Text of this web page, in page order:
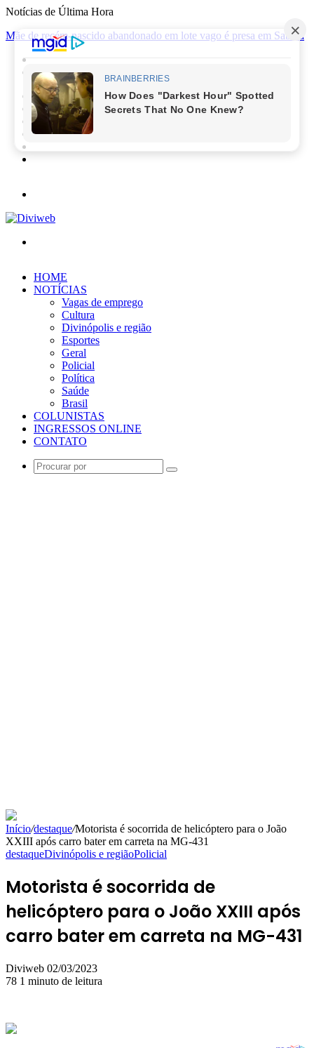
Notícias de Última Hora
Mãe de recém-nascido abandonado em lote vago é presa em Sabará
Facebook
X
YouTube
Instagram
HOME
NOTÍCIAS
Vagas de emprego
Cultura
Divinópolis e região
Esportes
Geral
Policial
Política
Saúde
Brasil
COLUNISTAS
INGRESSOS ONLINE
CONTATO
Procurar
Início/destaque/Motorista é socorrida de helicóptero para o João
XXIII após carro bater em carreta na MG-431
destaqueDivinópolis e regiãoPolicial
Motorista é socorrida de
helicóptero para o João XXIII após
carro bater em carreta na MG-431
Diviweb Mande
um
02/03/2023
78 1 minuto de leitura